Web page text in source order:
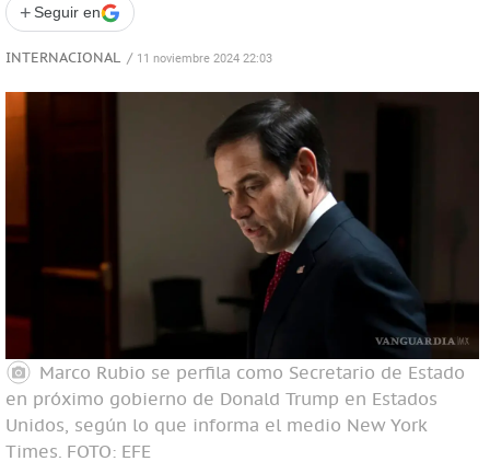
+ Seguir en
INTERNACIONAL / 11 noviembre 2024 22:03
Marco Rubio se perfila como Secretario de Estado
en próximo gobierno de Donald Trump en Estados
Unidos, según lo que informa el medio New York
Times. FOTO: EFE